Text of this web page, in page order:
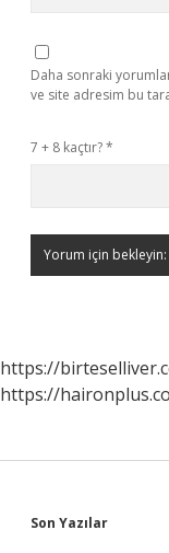
Daha sonraki
ve site adresim bu
7 + 8 kaçtır?*
https://
https://
Sidebar
Son Yazılar